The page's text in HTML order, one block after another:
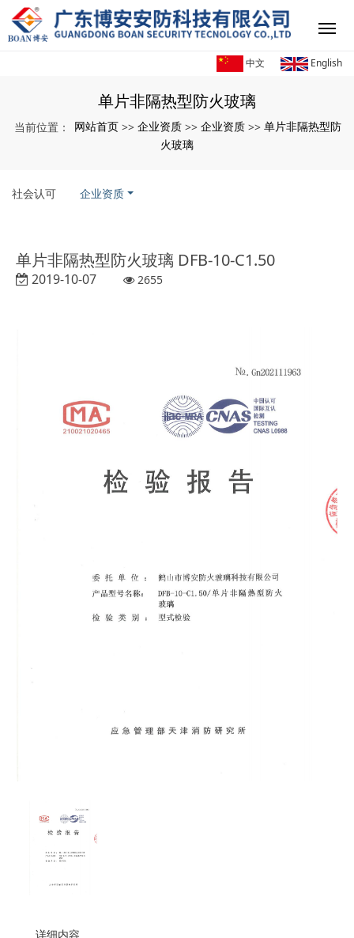
中文 English
单片非隔热型防火玻璃
当前位置： 网站首页 >> 企业资质 >> 企业资质 >> 单片非隔热型防
火玻璃
社会认可 企业资质
单片非隔热型防火玻璃 DFB-10-C1.50
2019-10-07 2655
详细内容